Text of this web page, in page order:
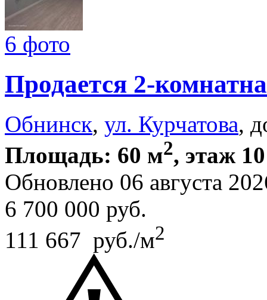
6 фото
Продается 2-
Обнинск, ул. Курчатова,
Площадь: 60 м2, этаж
Обновлено 06 августа
6 700 000 руб.
111 667 руб./м2